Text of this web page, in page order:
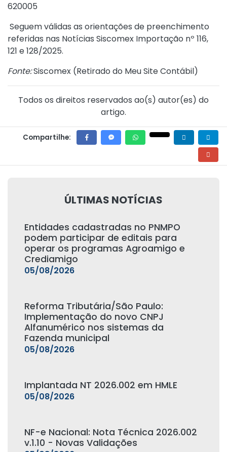
620005
Seguem válidas as orientações de preenchimento
referidas nas Notícias Siscomex Importação nº 116,
121 e 128/2025.
Fonte:Siscomex (Retirado do Meu Site Contábil)
Todos os direitos reservados ao(s) autor(es) do
artigo.
Compartilhe:
ÚLTIMAS NOTÍCIAS
Entidades cadastradas no PNMPO
podem participar de editais para
operar os programas Agroamigo e
Crediamigo
05/08/2026
Reforma Tributária/São Paulo:
Implementação do novo CNPJ
Alfanumérico nos sistemas da
Fazenda municipal
05/08/2026
Implantada NT 2026.002 em HMLE
05/08/2026
NF-e Nacional: Nota Técnica 2026.002
v.1.10 - Novas Validações